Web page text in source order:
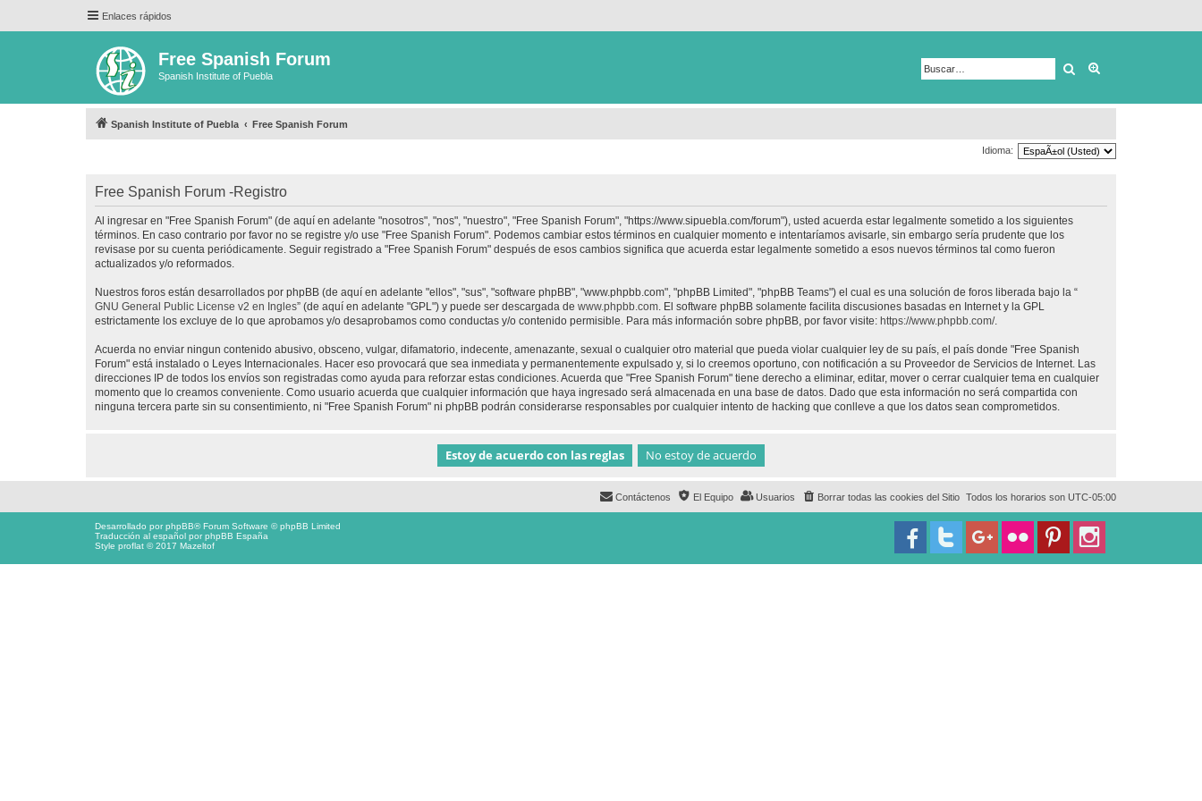
Enlaces rápidos
Free Spanish Forum
Spanish Institute of Puebla Buscar
Spanish Institute of Puebla Free Spanish Forum
Idioma:
Free Spanish Forum -Registro
Al ingresar en "Free Spanish Forum" (de aquí en adelante "nosotros", "nos", "nuestro", "Free Spanish Forum", "https://www.sipuebla.com/forum"), usted acuerda estar legalmente sometido a los siguientes
términos. En caso contrario por favor no se registre y/o use "Free Spanish Forum". Podemos cambiar estos términos en cualquier momento e intentaríamos avisarle, sin embargo sería prudente que los
revisase por su cuenta periódicamente. Seguir registrado a "Free Spanish Forum" después de esos cambios significa que acuerda estar legalmente sometido a esos nuevos términos tal como fueron
actualizados y/o reformados.
Nuestros foros están desarrollados por phpBB (de aquí en adelante "ellos", "sus", "software phpBB", "www.phpbb.com", "phpBB Limited", "phpBB Teams") el cual es una solución de foros liberada bajo la “
GNU General Public License v2 en Ingles” (de aquí en adelante "GPL") y puede ser descargada de www.phpbb.com . El software phpBB solamente facilita discusiones basadas en Internet y la GPL
estrictamente los excluye de lo que aprobamos y/o desaprobamos como conductas y/o contenido permisible. Para más información sobre phpBB, por favor visite: https://www.phpbb.com/.
Acuerda no enviar ningun contenido abusivo, obsceno, vulgar, difamatorio, indecente, amenazante, sexual o cualquier otro material que pueda violar cualquier ley de su país, el país donde "Free Spanish
Forum" está instalado o Leyes Internacionales. Hacer eso provocará que sea inmediata y permanentemente expulsado y, si lo creemos oportuno, con notificación a su Proveedor de Servicios de Internet. Las
direcciones IP de todos los envíos son registradas como ayuda para reforzar estas condiciones. Acuerda que "Free Spanish Forum" tiene derecho a eliminar, editar, mover o cerrar cualquier tema en cualquier
momento que lo creamos conveniente. Como usuario acuerda que cualquier información que haya ingresado será almacenada en una base de datos. Dado que esta información no será compartida con
ninguna tercera parte sin su consentimiento, ni "Free Spanish Forum" ni phpBB podrán considerarse responsables por cualquier intento de hacking que conlleve a que los datos sean comprometidos.
Todos los horarios son UTC-05:00
Borrar todas las cookies del Sitio
Usuarios
El Equipo
Contáctenos
Desarrollado porphpBB® Forum Software © phpBB Limited
Traducción al español porphpBB España
Style proflat © 2017 Mazeltof